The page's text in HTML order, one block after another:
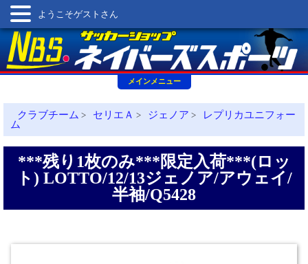
メインメニュー
ようこそゲストさん
クラブチーム > セリエＡ > ジェノア >
レプリカユニフォー
ム
***残り1枚のみ***限定入荷***(ロッ
ト) LOTTO/12/13ジェノア/アウェイ/
半袖/Q5428